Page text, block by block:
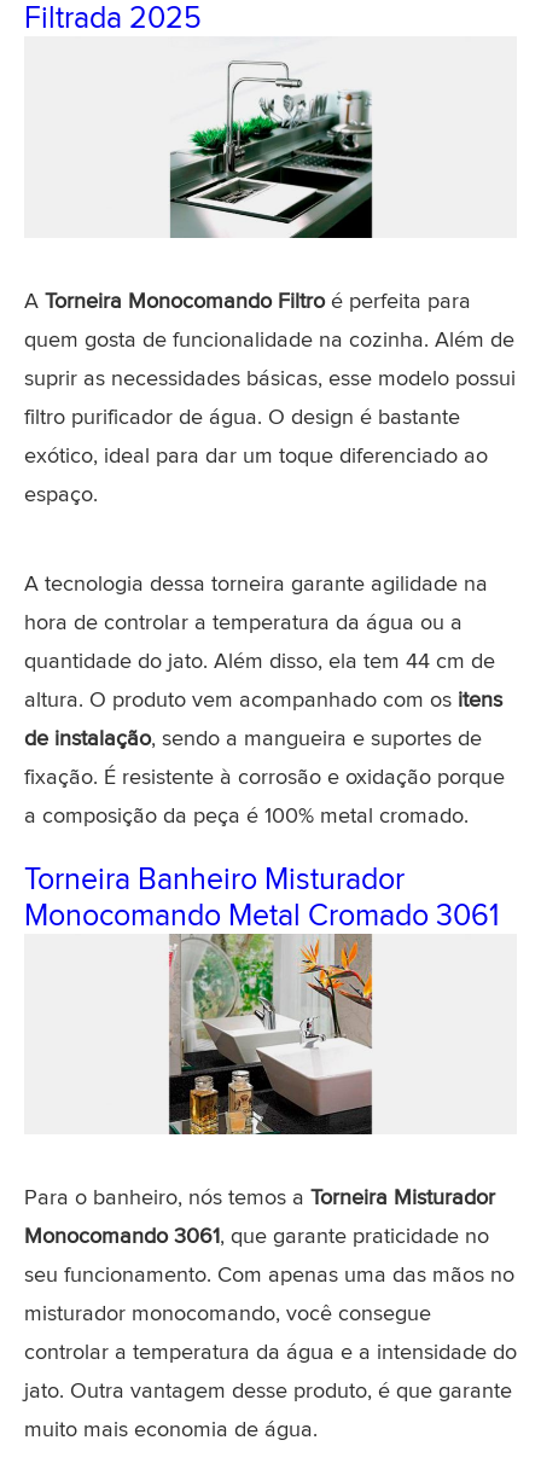
Filtrada 2025
A Torneira Monocomando Filtroé perfeita para
quem gosta de funcionalidade na cozinha. Além de
suprir as necessidades básicas, esse modelo possui
filtro purificador de água. O design é bastante
exótico, ideal para dar um toque diferenciado ao
espaço.
A tecnologia dessa torneira garante agilidade na
hora de controlar a temperatura da água ou a
quantidade do jato. Além disso, ela tem 44 cm de
altura. O produto vem acompanhado com os itens
de instalação, sendo a mangueira e suportes de
fixação. É resistente à corrosão e oxidação porque
a composição da peça é 100% metal cromado.
Torneira Banheiro Misturador
Monocomando Metal Cromado 3061
Para o banheiro, nós temos a Torneira Misturador
Monocomando 3061, que garante praticidade no
seu funcionamento. Com apenas uma das mãos no
misturador monocomando, você consegue
controlar a temperatura da água e a intensidade do
jato. Outra vantagem desse produto, é que garante
muito mais economia de água.